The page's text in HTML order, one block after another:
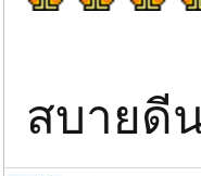
สบายดี